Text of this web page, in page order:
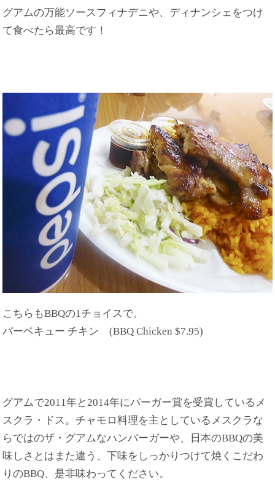
グアムの万能ソースフィナデニや、ディナンシェをつけ
て食べたら最高です！
こちらもBBQの1チョイスで、
バーベキュー チキン (BBQ Chicken $7.95)
グアムで2011年と2014年にバーガー賞を受賞しているメ
スクラ・ドス。チャモロ料理を主としているメスクラな
らではのザ・グアムなハンバーガーや、日本のBBQの美
味しさとはまた違う、下味をしっかりつけて焼くこだわ
りのBBQ、是非味わってください。